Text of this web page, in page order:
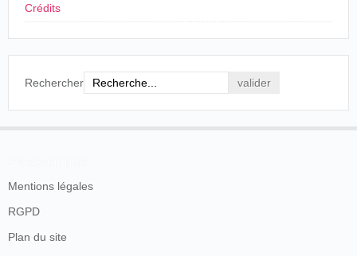
Crédits
Rechercher
Mentions légales
RGPD
Plan du site